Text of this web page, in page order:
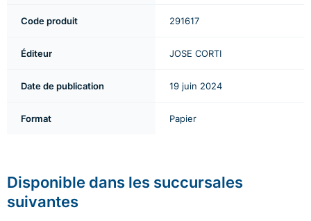
Code produit 291617
Éditeur JOSE CORTI
Date de publication 19 juin 2024
Format Papier
Disponible dans les succursales
suivantes